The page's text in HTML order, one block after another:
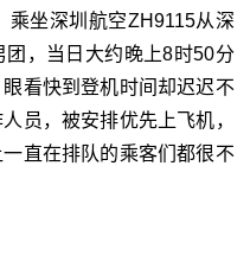
乘坐深圳航空ZH9115从深
，当日大约晚上8时50分
看快到登机时间却迟迟不
员，被安排优先上飞机，
直在排队的乘客们都很不